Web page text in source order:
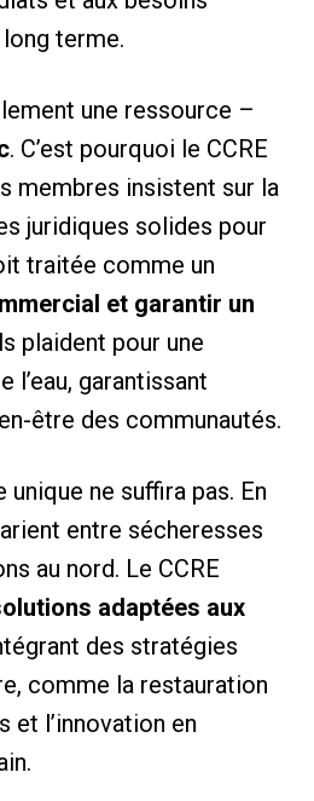
terme.
une ressource –
. C’est pourquoi le CCRE
membres insistent sur la
juridiques solides pour
traitée comme un
et garantir un
plaident pour une
l’eau, garantissant
être des communautés.
unique ne suffira pas. En
entre sécheresses
au nord. Le CCRE
adaptées aux
des stratégies
comme la restauration
et l’innovation en